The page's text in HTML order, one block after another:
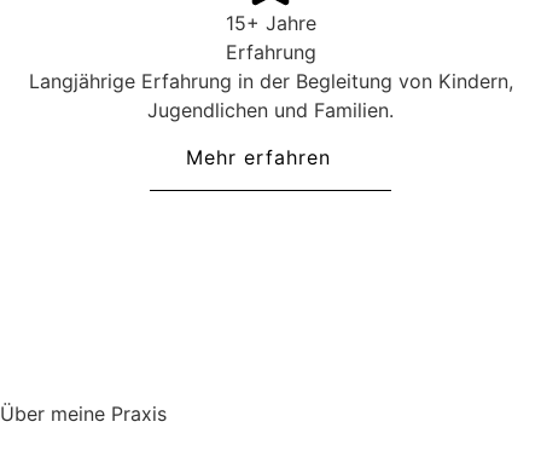
15+ Jahre
Erfahrung
Langjährige Erfahrung in der Begleitung von Kindern,
Jugendlichen und Familien.
Mehr erfahren
Über meine Praxis